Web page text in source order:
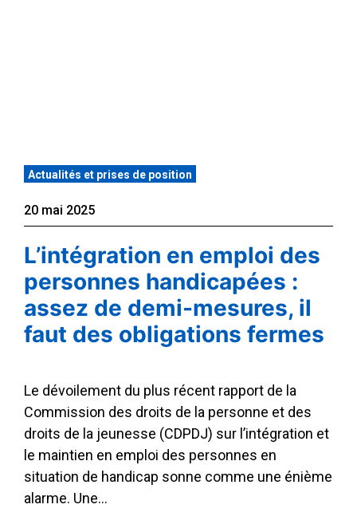
Actualités et prises de position
20 mai 2025
L’intégration en emploi des
personnes handicapées :
assez de demi-mesures, il
faut des obligations fermes
Le dévoilement du plus récent rapport de la
Commission des droits de la personne et des
droits de la jeunesse (CDPDJ) sur l’intégration et
le maintien en emploi des personnes en
situation de handicap sonne comme une énième
alarme. Une…